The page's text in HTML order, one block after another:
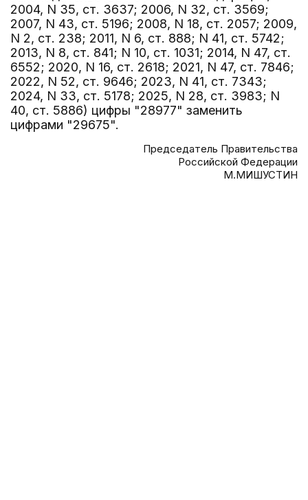
2004, N 35, ст. 3637; 2006, N 32, ст. 3569;
2007, N 43, ст. 5196; 2008, N 18, ст. 2057; 2009,
N 2, ст. 238; 2011, N 6, ст. 888; N 41, ст. 5742;
2013, N 8, ст. 841; N 10, ст. 1031; 2014, N 47, ст.
6552; 2020, N 16, ст. 2618; 2021, N 47, ст. 7846;
2022, N 52, ст. 9646; 2023, N 41, ст. 7343;
2024, N 33, ст. 5178; 2025, N 28, ст. 3983; N
40, ст. 5886) цифры "28977" заменить
цифрами "29675".
Председатель Правительства
Российской Федерации
М.МИШУСТИН